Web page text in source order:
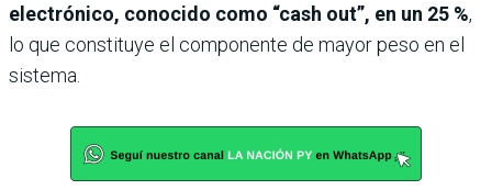
electrónico, conocido como “cash out”, en un 25 %,
lo que constituye el componente de mayor peso en el
sistema.